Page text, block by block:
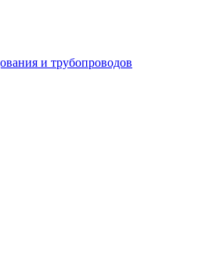
и трубопроводов